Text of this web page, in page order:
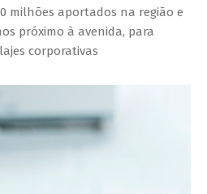
milhões aportados na região e
próximo à avenida, para
corporativas